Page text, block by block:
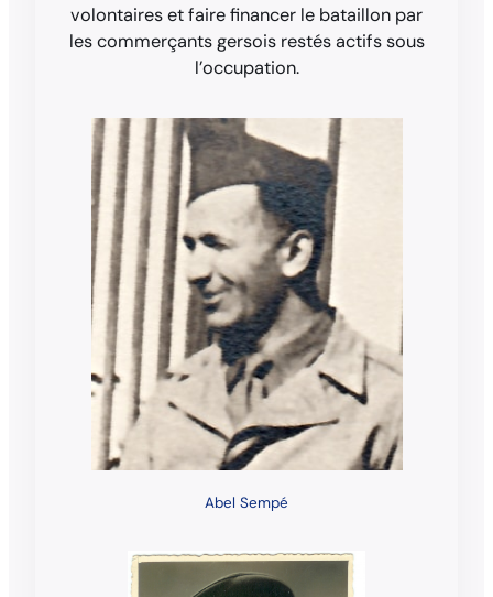
volontaires et faire financer le bataillon par
les commerçants gersois restés actifs sous
l’occupation.
Abel Sempé